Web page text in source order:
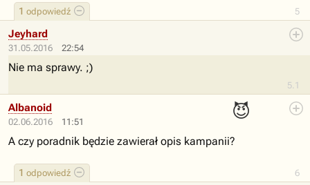
5
1 odpowiedź
31.05.2016 22:54
5.1
Jeyhard
Nie ma sprawy. ;)
02.06.2016 11:51
😈
6
1 odpowiedź
Albanoid
A czy poradnik będzie zawierał opis kampanii?